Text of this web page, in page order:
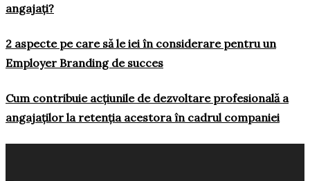
angajați?
2 aspecte pe care să le iei în considerare pentru un
Employer Branding de succes
Cum contribuie acțiunile de dezvoltare profesională a
angajaților la retenția acestora în cadrul companiei